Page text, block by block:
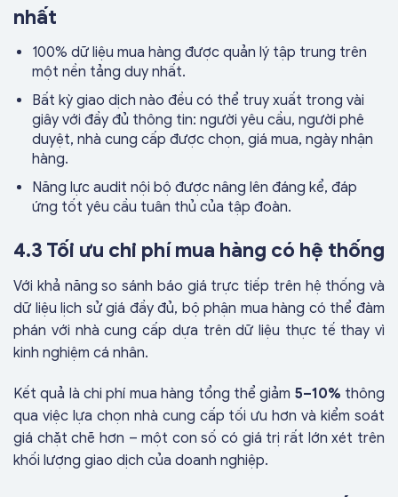
nhất
100% dữ liệu mua hàng được quản lý tập trung trên
một nền tảng duy nhất.
Bất kỳ giao dịch nào đều có thể truy xuất trong vài
giây với đầy đủ thông tin: người yêu cầu, người phê
duyệt, nhà cung cấp được chọn, giá mua, ngày nhận
hàng.
Năng lực audit nội bộ được nâng lên đáng kể, đáp
ứng tốt yêu cầu tuân thủ của tập đoàn.
4.3 Tối ưu chi phí mua hàng có hệ thống
Với khả năng so sánh báo giá trực tiếp trên hệ thống và
dữ liệu lịch sử giá đầy đủ, bộ phận mua hàng có thể đàm
phán với nhà cung cấp dựa trên dữ liệu thực tế thay vì
kinh nghiệm cá nhân.
Kết quả là chi phí mua hàng tổng thể giảm 5–10% thông
qua việc lựa chọn nhà cung cấp tối ưu hơn và kiểm soát
giá chặt chẽ hơn – một con số có giá trị rất lớn xét trên
khối lượng giao dịch của doanh nghiệp.